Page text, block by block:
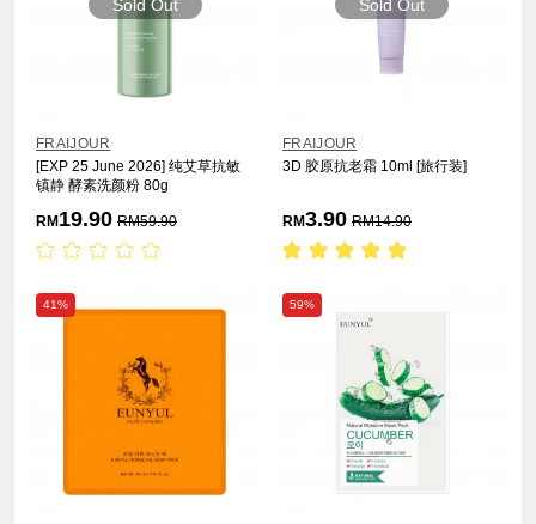
Sold Out
FRAIJOUR
[EXP 25 June 2026] 纯艾草抗敏
镇静 酵素洗颜粉 80g
RM 19.90 RM59.90
Sold Out
FRAIJOUR
3D 胶原抗老霜 10ml [旅行装]
RM3.90 RM14.90
41% 59%